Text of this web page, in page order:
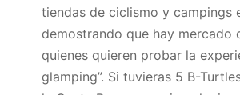
tiendas de ciclismo y campings
demostrando que hay mercado
quienes quieren probar la
glamping”. Si tuvieras 5 B-